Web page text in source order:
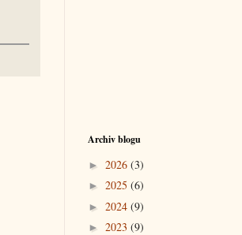
Archiv blogu
► 2026 (3)
► 2025 (6)
► 2024 (9)
► 2023 (9)